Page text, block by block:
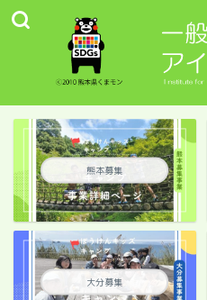
熊本募集
大分募集